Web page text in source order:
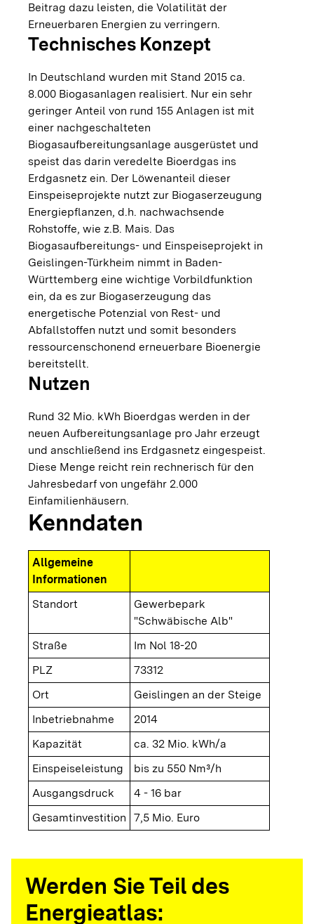
Beitrag dazu leisten, die Volatilität der
Erneuerbaren Energien zu verringern.
Technisches Konzept
In Deutschland wurden mit Stand 2015 ca.
8.000 Biogasanlagen realisiert. Nur ein sehr
geringer Anteil von rund 155 Anlagen ist mit
einer nachgeschalteten
Biogasaufbereitungsanlage ausgerüstet und
speist das darin veredelte Bioerdgas ins
Erdgasnetz ein. Der Löwenanteil dieser
Einspeiseprojekte nutzt zur Biogaserzeugung
Energiepflanzen, d.h. nachwachsende
Rohstoffe, wie z.B. Mais. Das
Biogasaufbereitungs- und Einspeiseprojekt in
Geislingen-Türkheim nimmt in Baden-
Württemberg eine wichtige Vorbildfunktion
ein, da es zur Biogaserzeugung das
energetische Potenzial von Rest- und
Abfallstoffen nutzt und somit besonders
ressourcenschonend erneuerbare Bioenergie
bereitstellt.
Nutzen
Rund 32 Mio. kWh Bioerdgas werden in der
neuen Aufbereitungsanlage pro Jahr erzeugt
und anschließend ins Erdgasnetz eingespeist.
Diese Menge reicht rein rechnerisch für den
Jahresbedarf von ungefähr 2.000
Einfamilienhäusern.
Kenndaten
Allgemeine
Informationen
Standort
Gewerbepark
"Schwäbische Alb"
Straße
Im Nol 18-20
PLZ
73312
Ort
Geislingen an der Steige
Inbetriebnahme
2014
Kapazität
ca. 32 Mio. kWh/a
Einspeiseleistung
bis zu 550 Nm³/h
Ausgangsdruck
4 - 16 bar
Gesamtinvestition
7,5 Mio. Euro
Werden Sie Teil des
Energieatlas: